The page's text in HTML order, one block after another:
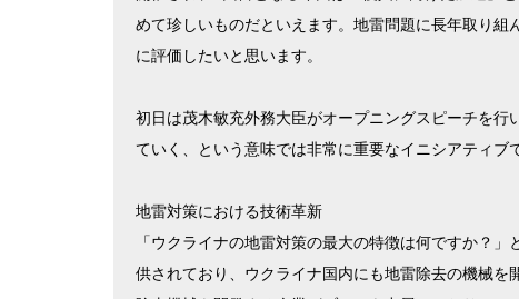
めて珍しいものだといえます。地雷問題に長年取り
に評価したいと思います。
初日は茂木敏充外務大臣がオープニングスピーチを
ていく、という意味では非常に重要なイニシアティブ
地雷対策における技術革新
「ウクライナの地雷対策の最大の特徴は何ですか？
供されており、ウクライナ国内にも地雷除去の機械